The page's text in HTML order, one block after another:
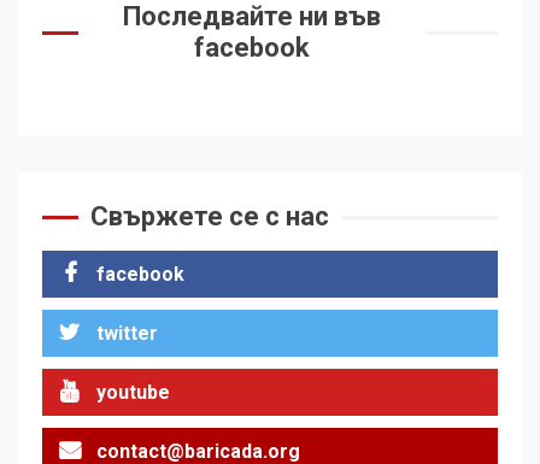
Последвайте ни във
facebook
Свържете се с нас
facebook
twitter
youtube
contact@baricada.org